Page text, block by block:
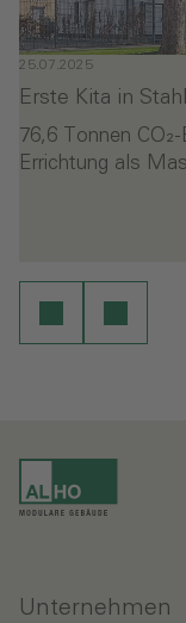
25.07.2025
Erste Kita in
76,6 Tonnen
Errichtung als
Unternehmen